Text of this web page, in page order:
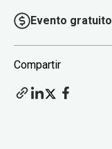
Evento gratuito
Compartir